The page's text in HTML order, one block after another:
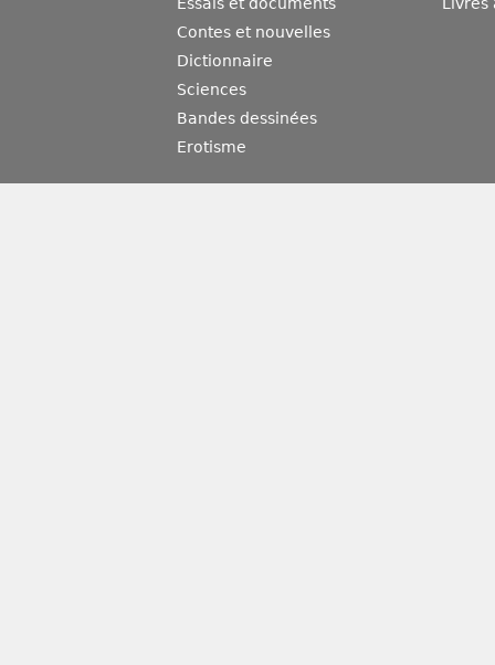
Essais et documents
Contes et nouvelles
Dictionnaire
Sciences
Bandes dessinées
Erotisme
Livres